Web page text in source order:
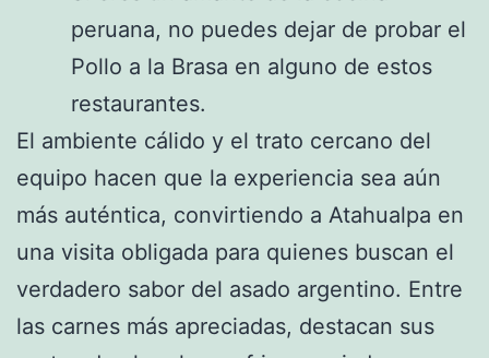
peruana, no puedes dejar de probar el
Pollo a la Brasa en alguno de estos
restaurantes.
El ambiente cálido y el trato cercano del
equipo hacen que la experiencia sea aún
más auténtica, convirtiendo a Atahualpa en
una visita obligada para quienes buscan el
verdadero sabor del asado argentino. Entre
las carnes más apreciadas, destacan sus